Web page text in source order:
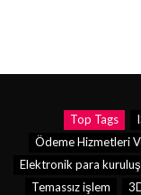
Top Tags
Ödeme Hizmetleri
Elektronik para
Temassız işlem